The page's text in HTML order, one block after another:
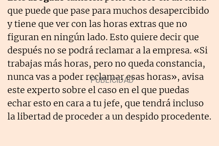
que puede que pase para muchos desapercibido
y tiene que ver con las horas extras que no
figuran en ningún lado. Esto quiere decir que
después no se podrá reclamar a la empresa. «Si
trabajas más horas, pero no queda constancia,
nunca vas a poder reclamar esas horas», avisa
este experto sobre el caso en el que puedas
echar esto en cara a tu jefe, que tendrá incluso
la libertad de proceder a un despido procedente.